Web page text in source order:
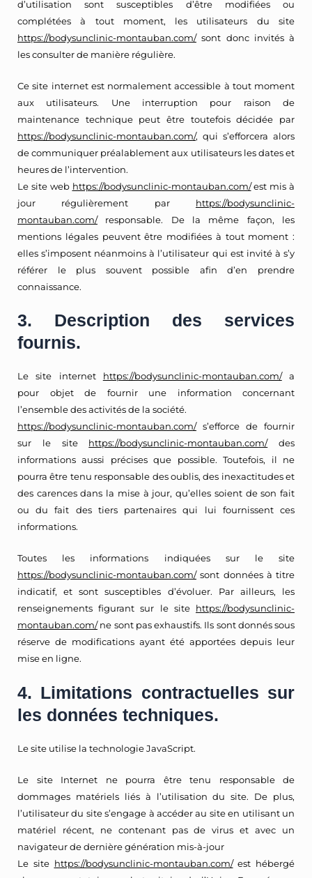
d’utilisation sont susceptibles d’être modifiées ou
complétées à tout moment, les utilisateurs du site
https://bodysunclinic-montauban.com/sont donc invités à
les consulter de manière régulière.
Ce site internet est normalement accessible à tout moment
aux utilisateurs. Une interruption pour raison de
maintenance technique peut être toutefois décidée par
https://bodysunclinic-montauban.com/, qui s’efforcera alors
de communiquer préalablement aux utilisateurs les dates et
heures de l’intervention.
Le site web https://bodysunclinic-montauban.com/est mis à
jour régulièrement par https://bodysunclinic-
montauban.com/responsable. De la même façon, les
mentions légales peuvent être modifiées à tout moment :
elles s’imposent néanmoins à l’utilisateur qui est invité à s’y
référer le plus souvent possible afin d’en prendre
connaissance.
3. Description des services
fournis.
Le site internet https://bodysunclinic-montauban.com/a
pour objet de fournir une information concernant
l’ensemble des activités de la société.
https://bodysunclinic-montauban.com/s’efforce de fournir
sur le site https://bodysunclinic-montauban.com/des
informations aussi précises que possible. Toutefois, il ne
pourra être tenu responsable des oublis, des inexactitudes et
des carences dans la mise à jour, qu’elles soient de son fait
ou du fait des tiers partenaires qui lui fournissent ces
informations.
Toutes les informations indiquées sur le site
https://bodysunclinic-montauban.com/sont données à titre
indicatif, et sont susceptibles d’évoluer. Par ailleurs, les
renseignements figurant sur le site https://bodysunclinic-
montauban.com/ne sont pas exhaustifs. Ils sont donnés sous
réserve de modifications ayant été apportées depuis leur
mise en ligne.
4. Limitations contractuelles sur
les données techniques.
Le site utilise la technologie JavaScript.
Le site Internet ne pourra être tenu responsable de
dommages matériels liés à l’utilisation du site. De plus,
l’utilisateur du site s’engage à accéder au site en utilisant un
matériel récent, ne contenant pas de virus et avec un
navigateur de dernière génération mis-à-jour
Le site https://bodysunclinic-montauban.com/est hébergé